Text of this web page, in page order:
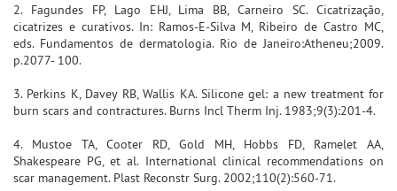
2. Fagundes FP, Lago EHJ, Lima BB, Carneiro SC. Cicatrização,
cicatrizes e curativos. In: Ramos-E-Silva M, Ribeiro de Castro MC,
eds. Fundamentos de dermatologia. Rio de Janeiro:Atheneu;2009.
p.2077- 100.
3. Perkins K, Davey RB, Wallis KA. Silicone gel: a new treatment for
burn scars and contractures. Burns Incl Therm Inj. 1983;9(3):201-4.
4. Mustoe TA, Cooter RD, Gold MH, Hobbs FD, Ramelet AA,
Shakespeare PG, et al. International clinical recommendations on
scar management. Plast Reconstr Surg. 2002;110(2):560-71.